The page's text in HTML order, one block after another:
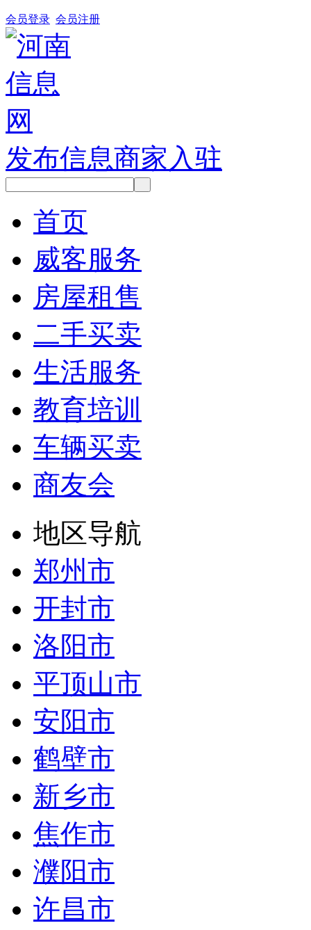
会员登录 会员注册
发布信息商家入驻
首页
威客服务
房屋租售
二手买卖
生活服务
教育培训
车辆买卖
商友会
地区导航
郑州市
开封市
洛阳市
平顶山市
安阳市
鹤壁市
新乡市
焦作市
濮阳市
许昌市